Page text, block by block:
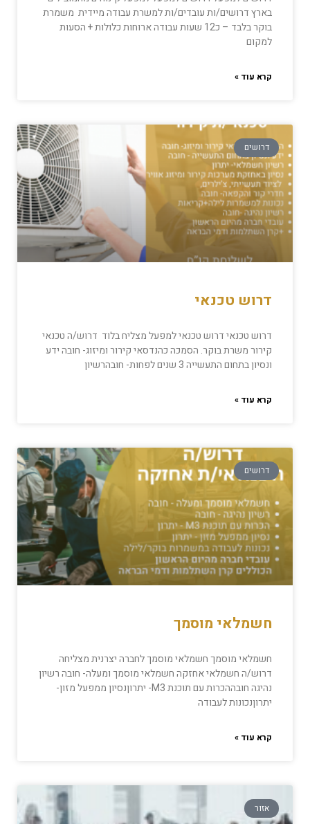
בארץ דרושים/ות עובדים/ות למשרת עבודה מיידית משמרת
בוקר בלבד – כ12 שעות עבודה ארוחות כלולות + הסעות
למקום
קרא עוד »
דרושים
דרוש טכנאי
דרוש טכנאי דרוש טכנאי למפעל מצליח בלוד דרוש/ה טכנאי
קירור משרת בוקר. הסמכה כהנדסאי קירור ומיזוג- חובה ידע
ונסיון בתחום התעשייה 3 שנים לפחות- חובהרשיון
קרא עוד »
דרושים
חשמלאי מוסמך
חשמלאי מוסמך חשמלאי מוסמך לחברה יצרנית מצליחה
דרוש/ה חשמלאי אחזקה חשמלאי מוסמך ומעלה- חובה רשיון
נהיגה חובההכרות עם תוכנת M3- יתרוןנסיון ממפעל מזון-
יתרוןנכונות לעבודה
קרא עוד »
אזור